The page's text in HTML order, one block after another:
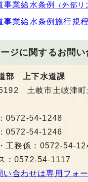
事業給水条例 （外部リ
事業給水条例施行規程
ジに関するお問い
部 上下水道課
土岐市土岐津町
0572-54-1248
0572-54-1246
工務係：0572-54-
：0572-54-1117
い合わせは専用フォ